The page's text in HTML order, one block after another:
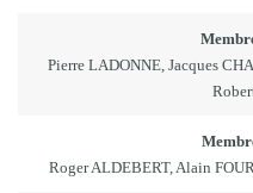
Pierre LADONNE, Jacques
Roger ALDEBERT, Alain